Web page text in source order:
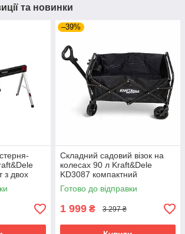
та новинки
з двох
–39%
Складний садовий візок на
колесах 90 л Kraft&Dele
KD3087 компактний
транспортний візок
Готово до відправки
1 999 ₴ 3 297 ₴